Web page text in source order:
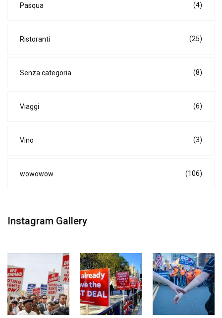
Pasqua (4)
Ristoranti (25)
Senza categoria (8)
Viaggi (6)
Vino (3)
wowowow (106)
Instagram Gallery